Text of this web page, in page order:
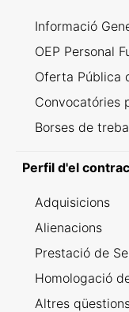
Informació
OEP Personal
Oferta Pública
Convocatóries
Borses de
Perfil d'el
Adquisicions
Alienacions
Prestació de
Homologació
Altres